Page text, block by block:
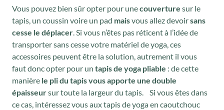
Vous pouvez bien sûr opter pour unecouverture sur le
tapis, un coussin voire un pad maisvous allez devoirsans
cesse le déplacer. Si vous n’êtes pas réticent à l’idée de
transporter sans cesse votre matériel de yoga, ces
accessoires peuvent être la solution, autrement il vous
faut donc opter pour un tapis de yoga pliable : de cette
manière le pli du tapis vous apporte une double
épaisseursur toute la largeur du tapis. Si vous êtes dans
ce cas, intéressez vous aux tapis de yoga en caoutchouc